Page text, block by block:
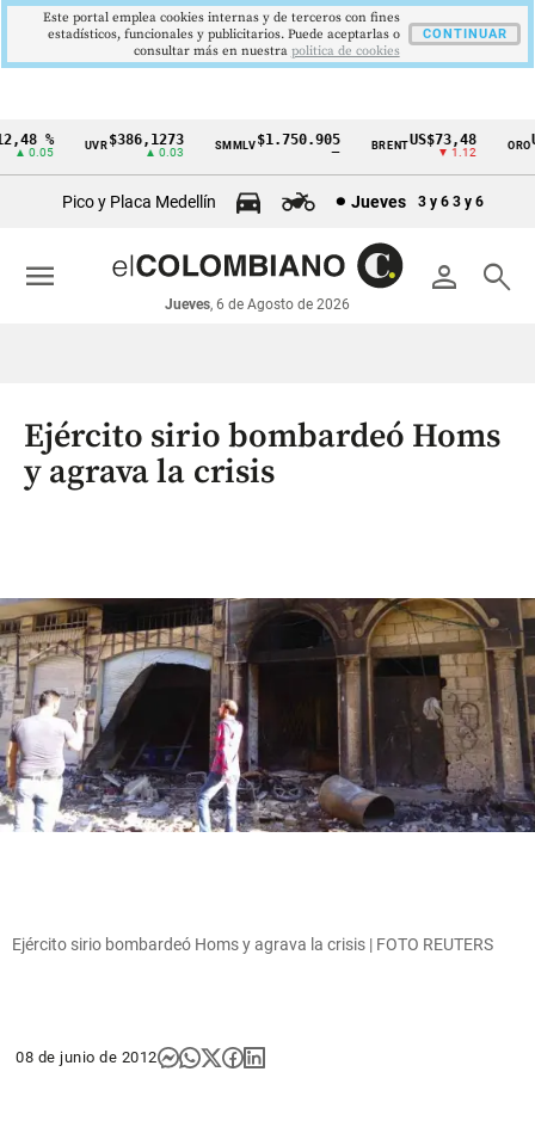
Cintillo
económicos
Colombia
%
0.05
UVR$386,1273
▲ 0.03
SMMLV$1.750.905 BRENTUS$73,48
▼ 1.12
ORO
Pico y Placa Medellín Jueves 3 y 6 3 y 6
person search
Jueves, 6 de Agosto de 2026
menu
Ejército sirio bombardeó Homs
y agrava la crisis
Ejército sirio bombardeó Homs y agrava la crisis | FOTO REUTERS
08 de junio de 2012
Este portal emplea cookies internas y de terceros con fines
estadísticos, funcionales y publicitarios. Puede aceptarlas o
consultar más en nuestra politica de cookies
CONTINUAR